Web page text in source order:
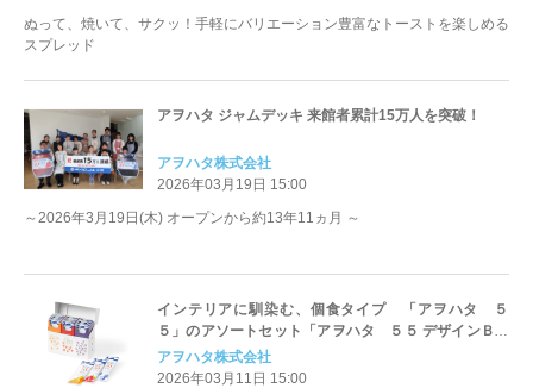
ぬって、焼いて、サクッ！手軽にバリエーション豊富なトーストを楽しめる
スプレッド
アヲハタ ジャムデッキ 来館者累計15万人を突破！
アヲハタ株式会社
2026年03月19日 15:00
～2026年3月19日(木) オープンから約13年11ヵ月 ～
インテリアに馴染む、個食タイプ 「アヲハタ ５
５」のアソートセット「アヲハタ ５５ デザインＢＯ
Ｘ」を新発売
アヲハタ株式会社
2026年03月11日 15:00